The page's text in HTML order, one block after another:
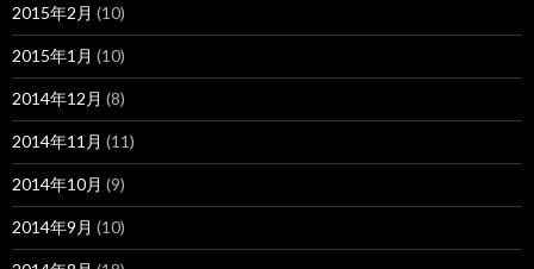
2015年2月 (10)
2015年1月 (10)
2014年12月 (8)
2014年11月 (11)
2014年10月 (9)
2014年9月 (10)